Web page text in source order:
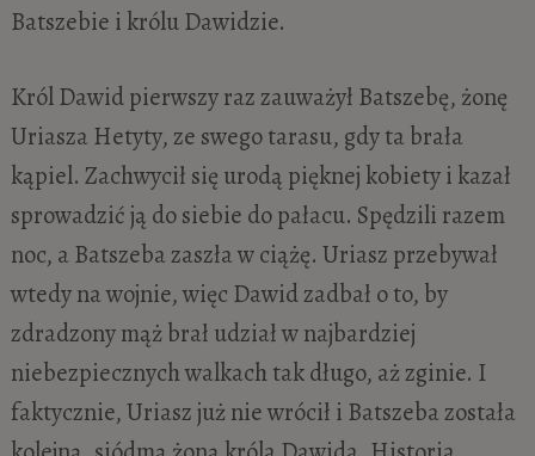
Batszebie i królu Dawidzie.
Król Dawid pierwszy raz zauważył Batszebę, żonę
Uriasza Hetyty, ze swego tarasu, gdy ta brała
kąpiel. Zachwycił się urodą pięknej kobiety i kazał
sprowadzić ją do siebie do pałacu. Spędzili razem
noc, a Batszeba zaszła w ciążę. Uriasz przebywał
wtedy na wojnie, więc Dawid zadbał o to, by
zdradzony mąż brał udział w najbardziej
niebezpiecznych walkach tak długo, aż zginie. I
faktycznie, Uriasz już nie wrócił i Batszeba została